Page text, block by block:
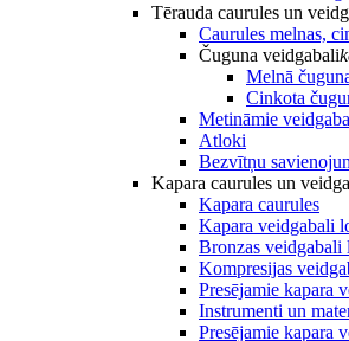
Tērauda caurules un
Caurules melnas,
Čuguna veidgabali
Melnā
Cinkota
Metināmie
Atloki
Bezvītņu
Kapara caurules un
Kapara caurules
Kapara veidgabali
Bronzas veidgabali
Kompresijas
Presējamie kapara
Instrumenti un
Presējamie kapara